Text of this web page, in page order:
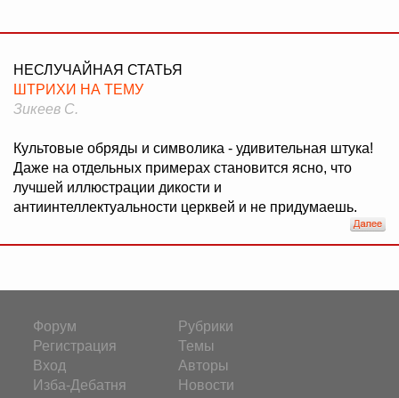
НЕСЛУЧАЙНАЯ СТАТЬЯ
ШТРИХИ НА ТЕМУ
Зикеев С.
Культовые обряды и символика - удивительная штука!
Даже на отдельных примерах становится ясно, что
лучшей иллюстрации дикости и
антиинтеллектуальности церквей и не придумаешь.
Форум
Регистрация
Вход
Изба-Дебатня
Рубрики
Темы
Авторы
Новости